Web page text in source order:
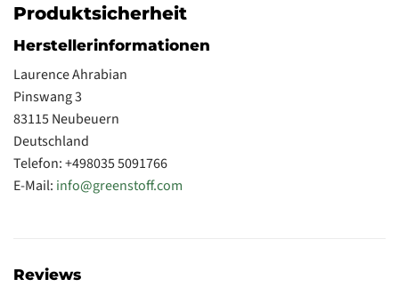
Produktsicherheit
Herstellerinformationen
Laurence Ahrabian
Pinswang 3
83115 Neubeuern
Deutschland
Telefon: +49‭8035 5091766‬
E-Mail: info@greenstoff.com
Reviews